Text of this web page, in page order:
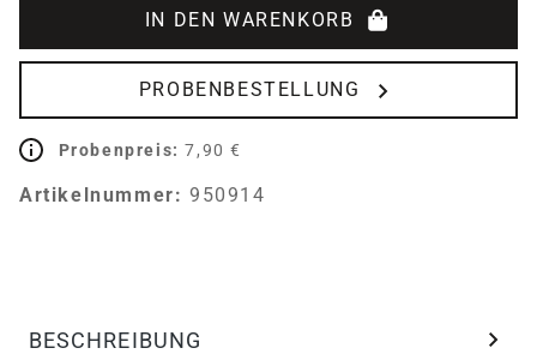
IN DEN WARENKORB
PROBENBESTELLUNG
Probenpreis: 7,90 €
Artikelnummer: 950914
BESCHREIBUNG